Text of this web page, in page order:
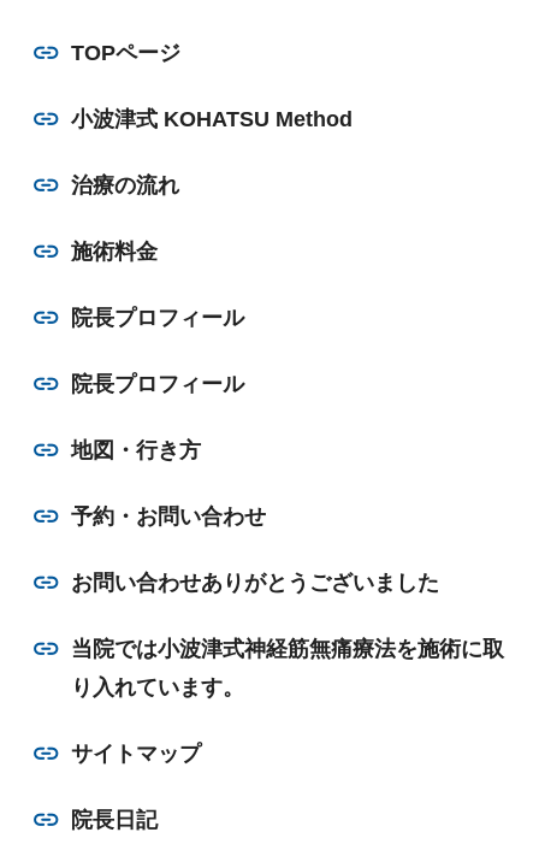
TOPページ
小波津式 KOHATSU Method
治療の流れ
施術料金
院長プロフィール
院長プロフィール
地図・行き方
予約・お問い合わせ
お問い合わせありがとうございました
当院では小波津式神経筋無痛療法を施術に取
り入れています。
サイトマップ
院長日記